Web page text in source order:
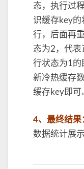
态，执行过
识缓存key的
行，后面再
态为2，代表
行状态为1的
新冷热缓存
缓存key即可
4、最终结果
数据统计展